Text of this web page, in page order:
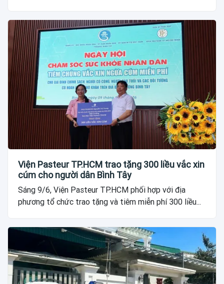
Viện Pasteur TP.HCM trao tặng 300 liều vắc xin
cúm cho người dân Bình Tây
Sáng 9/6, Viện Pasteur TP.HCM phối hợp với địa
phương tổ chức trao tặng và tiêm miễn phí 300 liều...